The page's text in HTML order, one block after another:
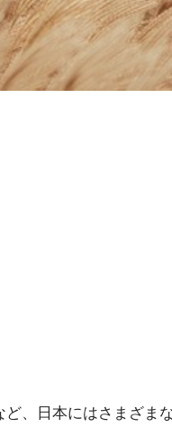
、日本にはさまざま